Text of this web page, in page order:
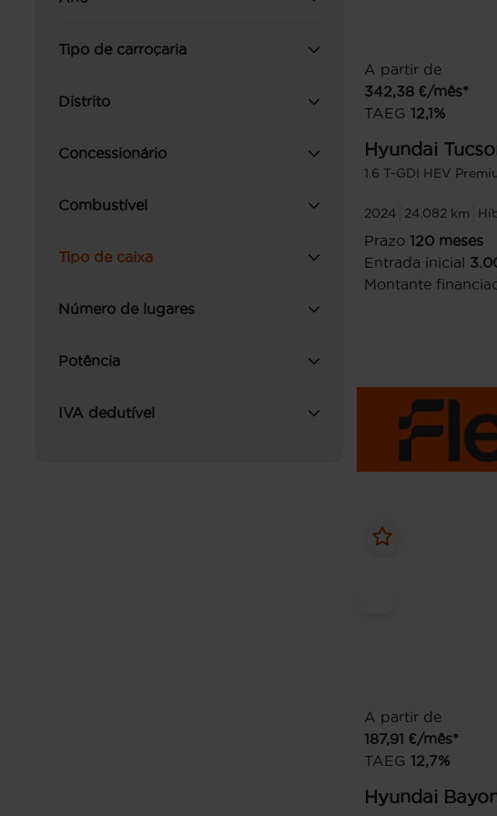
Tipo de carroçaria
Distrito
Concessionário
Combustível
Tipo de caixa
Número de lugares
Potência
IVA dedutível
A partir de
342,38 €/mês*
TAEG 12,1%
Hyundai
1.6 T-GDI HEV
2024 24.082 km
Prazo 120 meses
Entrada inicial
Montante
A partir de
187,91 €/mês*
TAEG 12,7%
Hyundai